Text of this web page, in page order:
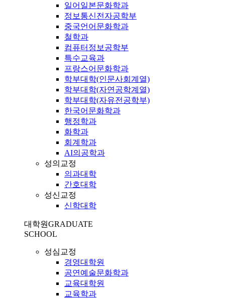
일어일본문화학과
정보통신전자공학부
중국언어문화학과
철학과
컴퓨터정보공학부
특수교육과
프랑스어문화학과
학부대학(인문사회계열)
학부대학(자연공학계열)
학부대학(자유전공학부)
한국어문화학과
행정학과
화학과
회계학과
AI의공학과
성의교정
의과대학
간호대학
성신교정
신학대학
대학원GRADUATE
SCHOOL
성심교정
경영대학원
공연예술문화학과
교육대학원
교육학과